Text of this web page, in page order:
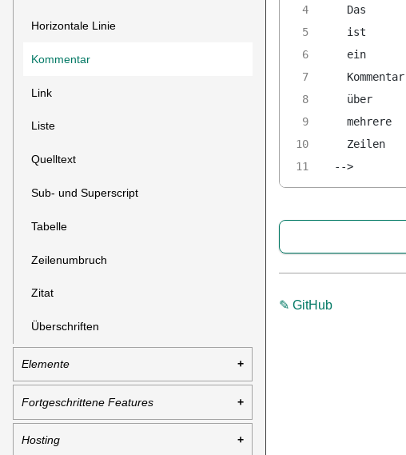
Horizontale Linie
Kommentar
Link
Liste
Quelltext
Sub- und Superscript
Tabelle
Zeilenumbruch
Zitat
Überschriften
Elemente
Fortgeschrittene Features
Hosting
  Das
  ist
  ein
  Kommentar
  über
  mehrere
  Zeilen
-->
✎ GitHub